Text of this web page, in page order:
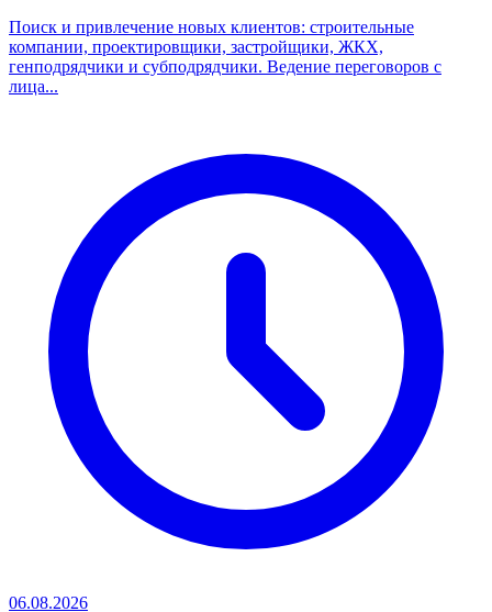
Поиск и привлечение новых клиентов: строительные
компании, проектировщики, застройщики, ЖКХ,
генподрядчики и субподрядчики. Ведение переговоров с
лица...
06.08.2026